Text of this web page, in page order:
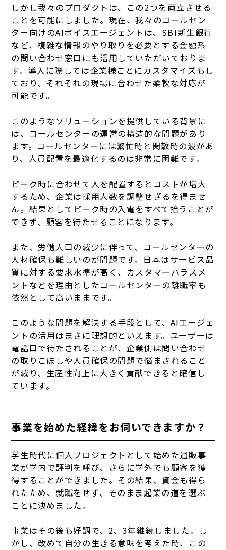
しかし我々のプロダクトは、この2つを両立させる
ことを可能にしました。現在、我々のコールセン
ター向けのAIボイスエージェントは、SBI新生銀行
など、複雑な情報のやり取りを必要とする金融系
の問い合わせ窓口にも活用していただいておりま
す。導入に際しては企業様ごとにカスタマイズもし
ており、それぞれの現場に合わせた柔軟な対応が
可能です。
このようなソリューションを提供している背景に
は、コールセンターの運営の構造的な問題があり
ます。コールセンターには繁忙時と閑散時の波があ
り、人員配置を最適化するのは非常に困難です。
ピーク時に合わせて人を配置するとコストが増大
するため、企業は採用人数を調整せざるを得ませ
ん。結果としてピーク時の入電をすべて拾うことが
できず、顧客を待たせることになります。
また、労働人口の減少に伴って、コールセンターの
人材確保も難しいのが問題です。日本はサービス品
質に対する要求水準が高く、カスタマーハラスメ
ントなどを理由としたコールセンターの離職率も
依然として高いままです。
このような問題を解決する手段として、AIエージェ
ントの活用はまさに理想的といえます。ユーザーは
電話口で待たされることが、企業側は問い合わせ
の取りこぼしや人員確保の問題で悩まされること
が減り、生産性向上に大きく貢献できると確信し
ています。
事業を始めた経緯をお伺いできますか？
学生時代に個人プロジェクトとして始めた通販事
業が学内で評判を呼び、さらに学外でも顧客を獲
得することができました。その結果、資金も得ら
れたため、就職をせず、そのまま起業の道を選ぶ
ことに決めました。
事業はその後も好調で、2、3年継続しました。し
かし、改めて自分の生きる意味を考えた時、この